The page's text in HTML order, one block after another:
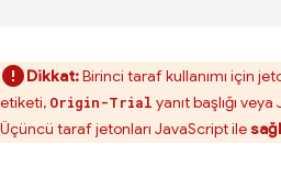
Dikkat:Birinci taraf kullanımı için
etiketi, Origin-Trial yanıt başlığı
Üçüncü taraf jetonları JavaScript ile